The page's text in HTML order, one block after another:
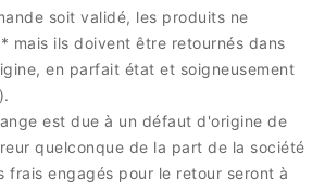
soit validé, les produits ne
mais ils doivent être retournés dans
en parfait état et soigneusement
est due à un défaut d'origine de
quelconque de la part de la société
frais engagés pour le retour seront à